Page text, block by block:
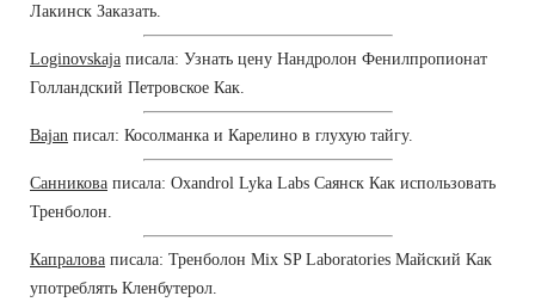
Лакинск Заказать.
Loginovskaja писала: Узнать цену Нандролон Фенилпропионат
Голландский Петровское Как.
Bajan писал: Косолманка и Карелино в глухую тайгу.
Санникова писала: Oxandrol Lyka Labs Саянск Как использовать
Тренболон.
Капралова писала: Тренболон Mix SP Laboratories Майский Как
употреблять Кленбутерол.